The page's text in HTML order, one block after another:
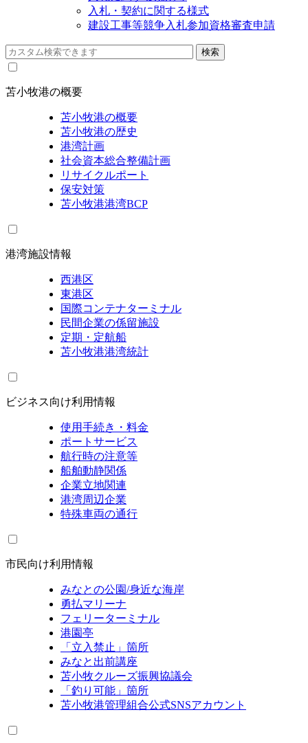
入札・契約に関する様式
建設工事等競争入札参加資格審査申請
苫小牧港の概要
苫小牧港の概要
苫小牧港の歴史
港湾計画
社会資本総合整備計画
リサイクルポート
保安対策
苫小牧港港湾BCP
港湾施設情報
西港区
東港区
国際コンテナターミナル
民間企業の係留施設
定期・定航船
苫小牧港港湾統計
ビジネス向け利用情報
使用手続き・料金
ポートサービス
航行時の注意等
船舶動静関係
企業立地関連
港湾周辺企業
特殊車両の通行
市民向け利用情報
みなとの公園/身近な海岸
勇払マリーナ
フェリーターミナル
港園亭
「立入禁止」箇所
みなと出前講座
苫小牧クルーズ振興協議会
「釣り可能」箇所
苫小牧港管理組合公式SNSアカウント